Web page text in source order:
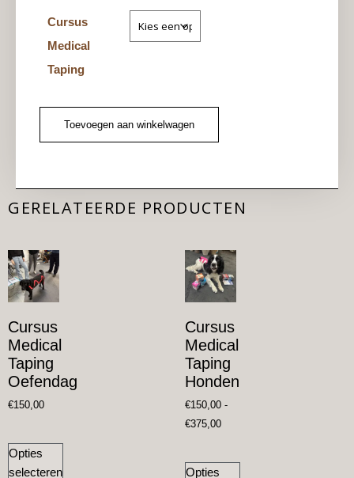
Cursus
Medical
Taping
Toevoegen aan winkelwagen
GERELATEERDE PRODUCTEN
Cursus
Medical
Taping
Oefendag
€150,00
Opties
selecteren
Cursus
Medical
Taping
Honden
€150,00 -
€375,00
Opties